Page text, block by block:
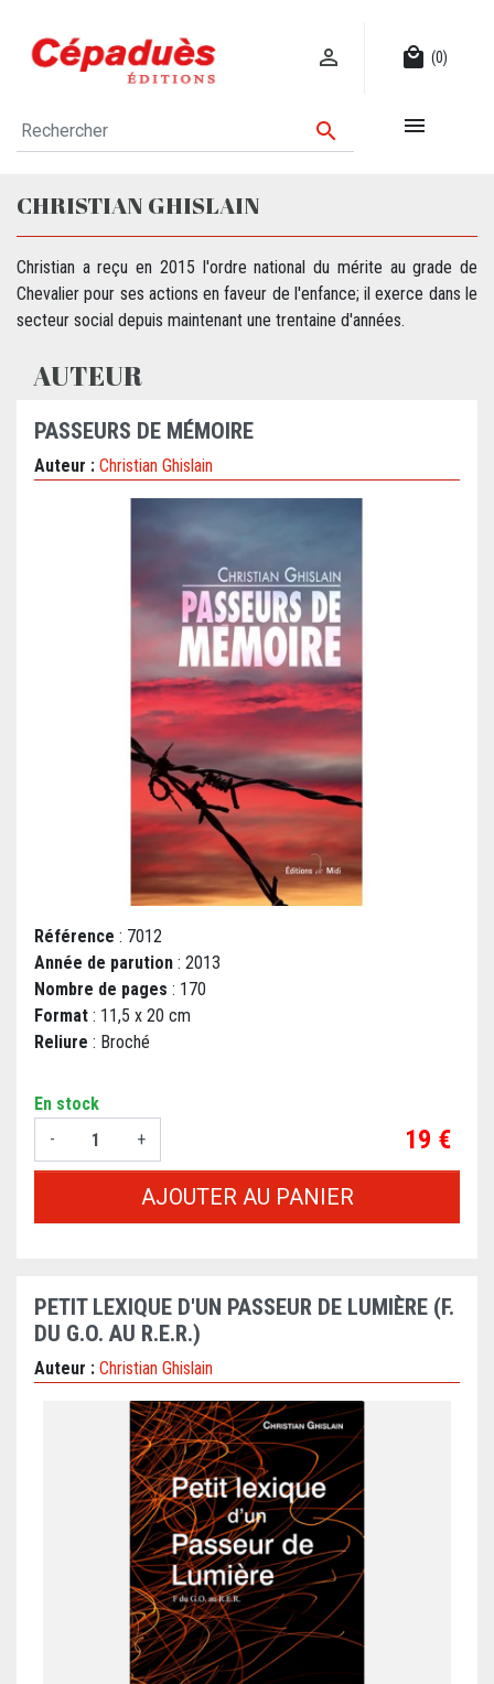
 local_mall (0)
 
CHRISTIAN GHISLAIN
Christian a reçu en 2015 l'ordre national du mérite au grade de
Chevalier pour ses actions en faveur de l'enfance; il exerce dans le
secteur social depuis maintenant une trentaine d'années.
AUTEUR
PASSEURS DE MÉMOIRE
Auteur : Christian Ghislain
Référence : 7012
Année de parution : 2013
Nombre de pages : 170
Format : 11,5 x 20 cm
Reliure : Broché
En stock
-
+ Prix
19 €
AJOUTER AU PANIER
PETIT LEXIQUE D'UN PASSEUR DE LUMIÈRE (F.
DU G.O. AU R.E.R.)
Auteur : Christian Ghislain